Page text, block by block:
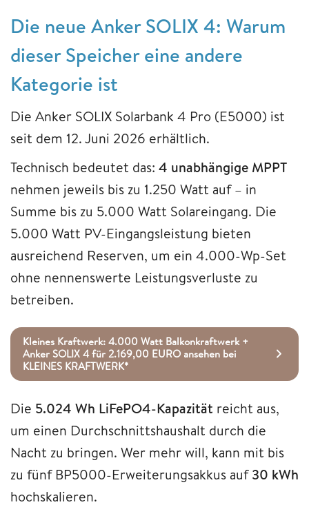
Die neue Anker SOLIX 4: Warum
dieser Speicher eine andere
Kategorie ist
Die Anker SOLIX Solarbank 4 Pro (E5000) ist
seit dem 12. Juni 2026 erhältlich.
Technisch bedeutet das: 4 unabhängige MPPT
nehmen jeweils bis zu 1.250 Watt auf – in
Summe bis zu 5.000 Watt Solareingang. Die
5.000 Watt PV-Eingangsleistung bieten
ausreichend Reserven, um ein 4.000-Wp-Set
ohne nennenswerte Leistungsverluste zu
betreiben.
Kleines Kraftwerk: 4.000 Watt Balkonkraftwerk +
Anker SOLIX 4 für 2.169,00 EURO ansehen bei
KLEINES KRAFTWERK*
Die 5.024 Wh LiFePO4-Kapazität reicht aus,
um einen Durchschnittshaushalt durch die
Nacht zu bringen. Wer mehr will, kann mit bis
zu fünf BP5000-Erweiterungsakkus auf30 kWh
hochskalieren.